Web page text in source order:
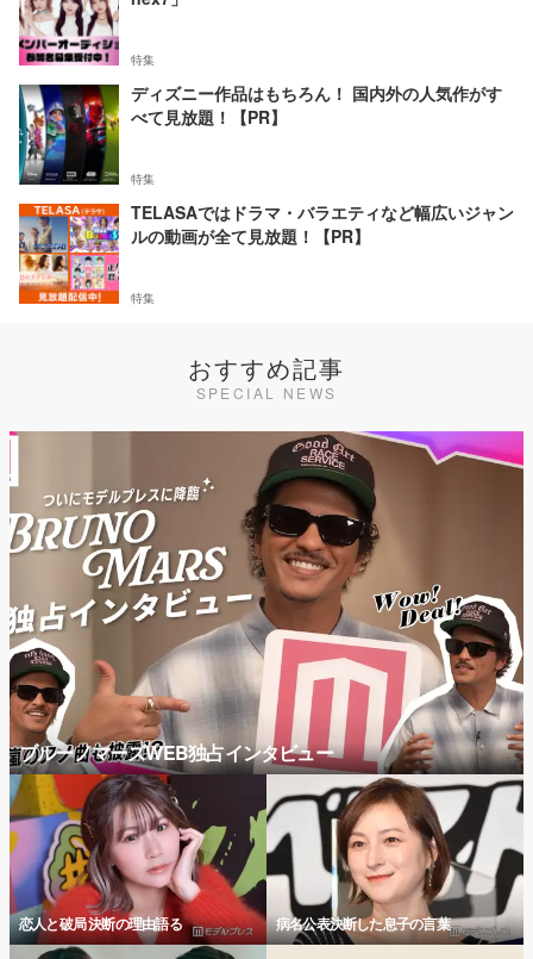
特集
ディズニー作品はもちろん！ 国内外の人気作がす
べて見放題！【PR】
特集
TELASAではドラマ・バラエティなど幅広いジャン
ルの動画が全て見放題！【PR】
特集
おすすめ記事
SPECIAL NEWS
ブルーノマーズWEB独占インタビュー
恋人と破局 決断の理由語る 病名公表決断した息子の言葉